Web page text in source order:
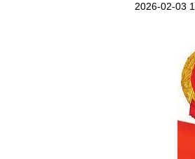
2026-02-03